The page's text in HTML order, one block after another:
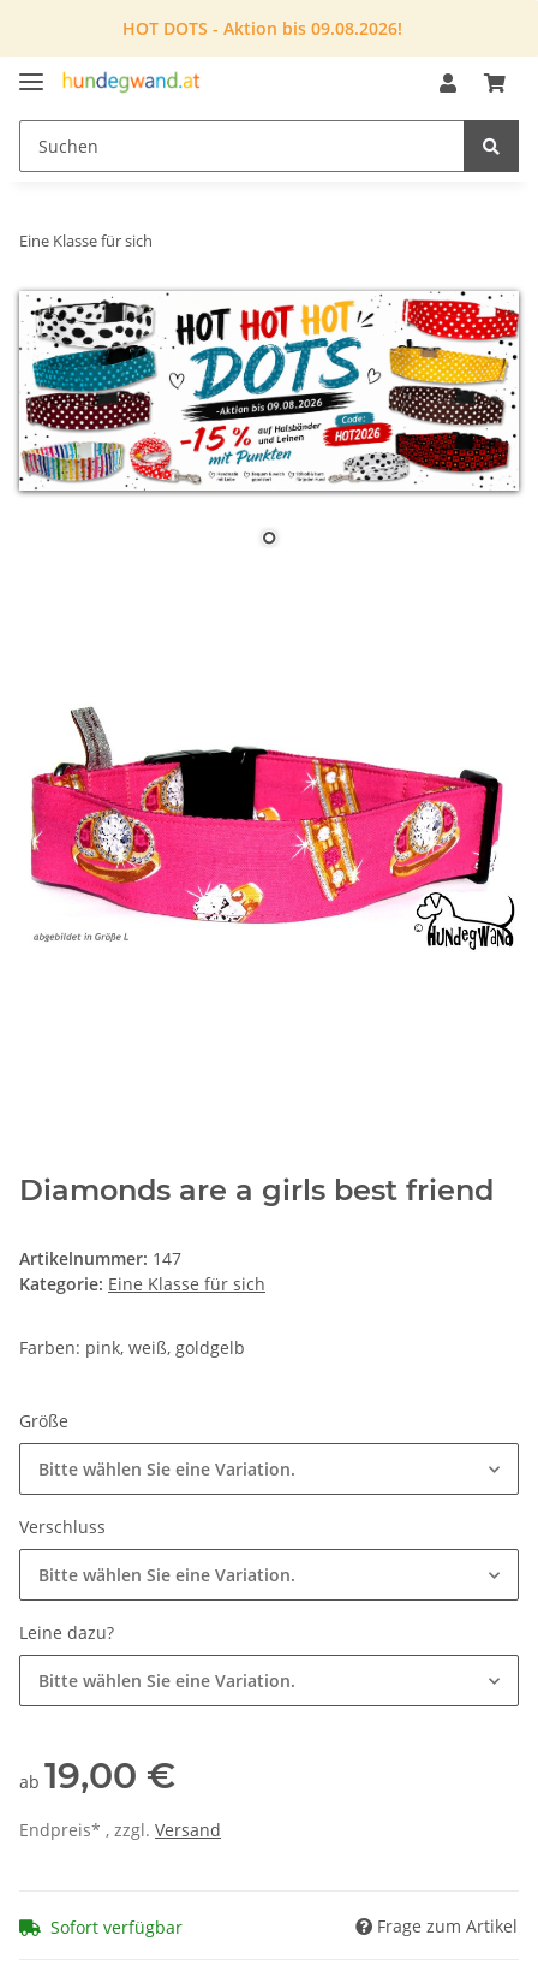
HOT DOTS - Aktion bis 09.08.2026!
Eine Klasse für sich
Diamonds are a girls best friend
Artikelnummer: 147
Kategorie: Eine Klasse für sich
Farben: pink, weiß, goldgelb
Größe
Bitte wählen Sie eine Variation.
Verschluss
Bitte wählen Sie eine Variation.
Leine dazu?
Bitte wählen Sie eine Variation.
ab 19,00 €
Endpreis* , zzgl. Versand
Sofort verfügbar Frage zum Artikel